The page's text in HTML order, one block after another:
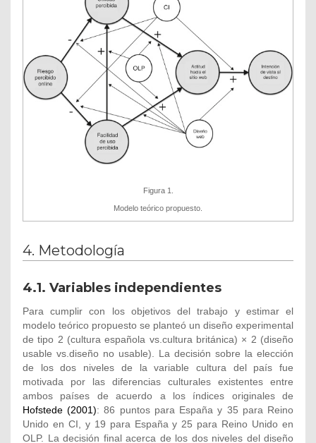
Figura 1.
Modelo teórico propuesto.
4. Metodología
4.1. Variables independientes
Para cumplir con los objetivos del trabajo y estimar el
modelo teórico propuesto se planteó un diseño experimental
de tipo 2 (cultura española vs.cultura británica) × 2 (diseño
usable vs.diseño no usable). La decisión sobre la elección
de los dos niveles de la variable cultura del país fue
motivada por las diferencias culturales existentes entre
ambos países de acuerdo a los índices originales de
Hofstede (2001): 86 puntos para España y 35 para Reino
Unido en CI, y 19 para España y 25 para Reino Unido en
OLP. La decisión final acerca de los dos niveles del diseño